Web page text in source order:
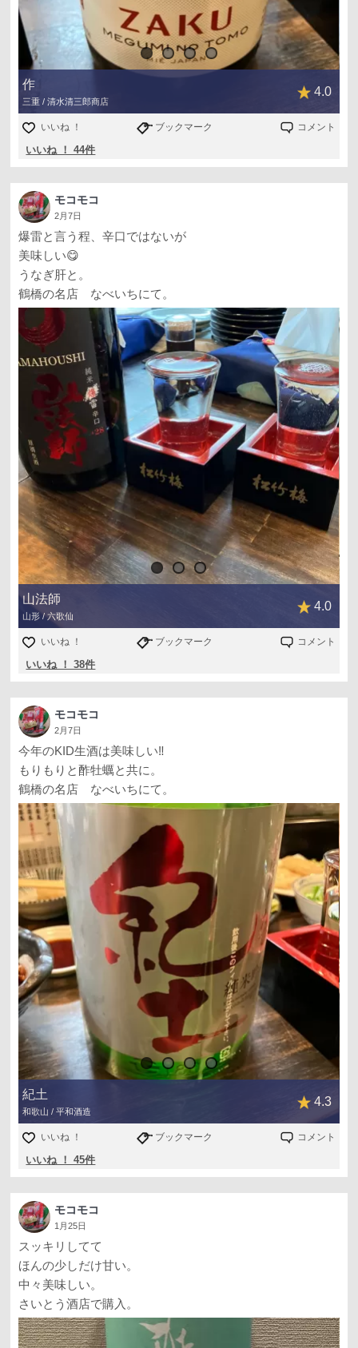
作
三重 / 清水清三郎商店
4.0
いいね ！ ブックマーク コメント
いいね ！ 44件
モコモコ
2月7日
爆雷と言う程、辛口ではないが
美味しい😋
うなぎ肝と。
鶴橋の名店 なべいちにて。
山法師
山形 / 六歌仙
4.0
いいね ！ ブックマーク コメント
いいね ！ 38件
モコモコ
2月7日
今年のKID生酒は美味しい‼️
もりもりと酢牡蠣と共に。
鶴橋の名店 なべいちにて。
紀土
和歌山 / 平和酒造
4.3
いいね ！ ブックマーク コメント
いいね ！ 45件
モコモコ
1月25日
スッキリしてて
ほんの少しだけ甘い。
中々美味しい。
さいとう酒店で購入。